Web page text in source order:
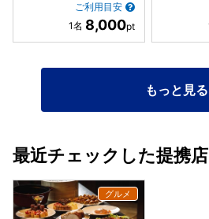
ご利用目安
8,000
もっと見る
最近チェックした提携店